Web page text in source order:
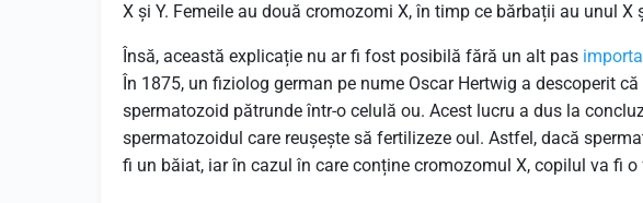
X și Y. Femeile au două cromozomi X, în timp ce bărbații au unul X
Însă, această explicație nu ar fi fost posibilă fără un alt pas
În 1875, un fiziolog german pe nume Oscar Hertwig a descoperit
spermatozoid pătrunde într-o celulă ou. Acest lucru a dus la
spermatozoidul care reușește să fertilizeze oul. Astfel, dacă
fi un băiat, iar în cazul în care conține cromozomul X, copilul va fi o